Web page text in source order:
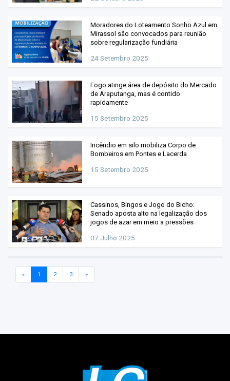
Moradores do Loteamento Sonho Azul em
Mirassol são convocados para reunião
sobre regularização fundiária
24 Setembro 2025
Fogo atinge área de depósito do Mercado
de Araputanga, mas é contido
rapidamente
15 Setembro 2025
Incêndio em silo mobiliza Corpo de
Bombeiros em Pontes e Lacerda
15 Setembro 2025
Cassinos, Bingos e Jogo do Bicho:
Senado aposta alto na legalização dos
jogos de azar em meio a pressões
07 Julho 2025
« 1 2 3 »